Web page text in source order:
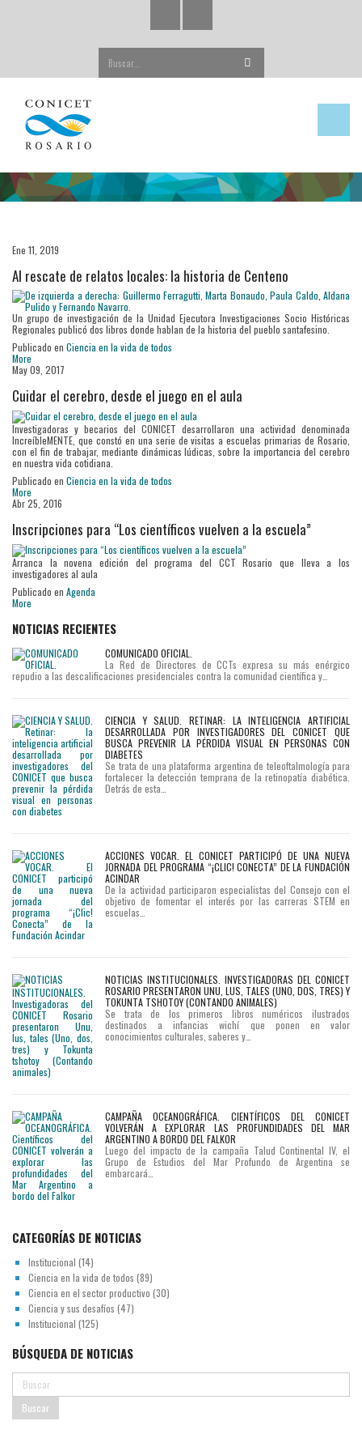
Ene 11, 2019
Al rescate de relatos locales: la historia de Centeno
Un grupo de investigación de la Unidad Ejecutora Investigaciones Socio Históricas
Regionales publicó dos libros donde hablan de la historia del pueblo santafesino.
Publicado en Ciencia en la vida de todos
More
May 09, 2017
Cuidar el cerebro, desde el juego en el aula
Investigadoras y becarios del CONICET desarrollaron una actividad denominada
IncreíbleMENTE, que constó en una serie de visitas a escuelas primarias de Rosario,
con el fin de trabajar, mediante dinámicas lúdicas, sobre la importancia del cerebro
en nuestra vida cotidiana.
Publicado en Ciencia en la vida de todos
More
Abr 25, 2016
Inscripciones para “Los científicos vuelven a la escuela”
Arranca la novena edición del programa del CCT Rosario que lleva a los
investigadores al aula
Publicado en Agenda
More
NOTICIAS RECIENTES
COMUNICADO OFICIAL.
La Red de Directores de CCTs expresa su más enérgico
repudio a las descalificaciones presidenciales contra la comunidad científica y…
CIENCIA Y SALUD. RETINAR: LA INTELIGENCIA ARTIFICIAL
DESARROLLADA POR INVESTIGADORES DEL CONICET QUE
BUSCA PREVENIR LA PÉRDIDA VISUAL EN PERSONAS CON
DIABETES
Se trata de una plataforma argentina de teleoftalmología para
fortalecer la detección temprana de la retinopatía diabética.
Detrás de esta…
ACCIONES VOCAR. EL CONICET PARTICIPÓ DE UNA NUEVA
JORNADA DEL PROGRAMA “¡CLIC! CONECTA” DE LA FUNDACIÓN
ACINDAR
De la actividad participaron especialistas del Consejo con el
objetivo de fomentar el interés por las carreras STEM en
escuelas…
NOTICIAS INSTITUCIONALES. INVESTIGADORAS DEL CONICET
ROSARIO PRESENTARON UNU, LUS, TALES (UNO, DOS, TRES) Y
TOKUNTA TSHOTOY (CONTANDO ANIMALES)
Se trata de los primeros libros numéricos ilustrados
destinados a infancias wichí que ponen en valor
conocimientos culturales, saberes y…
CAMPAÑA OCEANOGRÁFICA. CIENTÍFICOS DEL CONICET
VOLVERÁN A EXPLORAR LAS PROFUNDIDADES DEL MAR
ARGENTINO A BORDO DEL FALKOR
Luego del impacto de la campaña Talud Continental IV, el
Grupo de Estudios del Mar Profundo de Argentina se
embarcará…
CATEGORÍAS DE NOTICIAS
Institucional (14)
Ciencia en la vida de todos (89)
Ciencia en el sector productivo (30)
Ciencia y sus desafíos (47)
Institucional (125)
BÚSQUEDA DE NOTICIAS